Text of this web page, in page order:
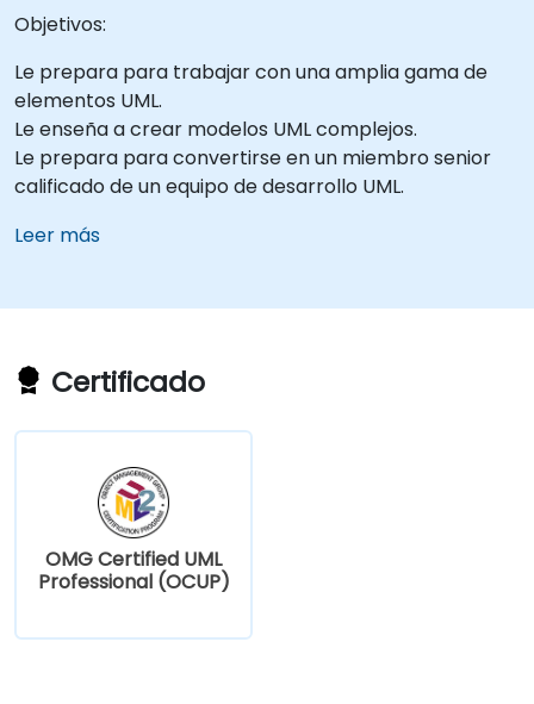
Objetivos:
Le prepara para trabajar con una amplia gama de
elementos UML.
Le enseña a crear modelos UML complejos.
Le prepara para convertirse en un miembro senior
calificado de un equipo de desarrollo UML.
Leer más
Certificado
OMG Certified UML
Professional (OCUP)